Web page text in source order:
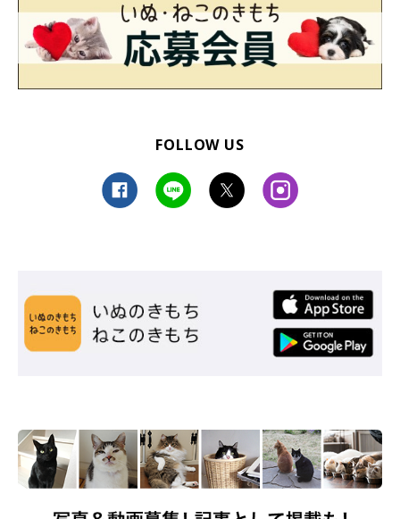
るときの鳴き声が甘い感じの“ナオォン”なので、それが聞きたく
て名前を呼んでわざと返事をさせたりしちゃいます（笑）
冬の季節限定で、私が寝る時間には階段にいて寝室に行くまで待
この時間は本当にかけがえのないものだと感じますし、
FOLLOW US